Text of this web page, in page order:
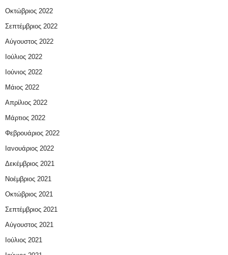
Οκτώβριος 2022
Σεπτέμβριος 2022
Αύγουστος 2022
Ιούλιος 2022
Ιούνιος 2022
Μάιος 2022
Απρίλιος 2022
Μάρτιος 2022
Φεβρουάριος 2022
Ιανουάριος 2022
Δεκέμβριος 2021
Νοέμβριος 2021
Οκτώβριος 2021
Σεπτέμβριος 2021
Αύγουστος 2021
Ιούλιος 2021